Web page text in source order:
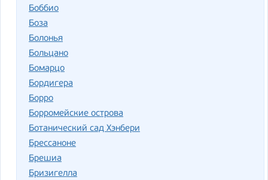
Боббио
Боза
Болонья
Больцано
Бомарцо
Бордигера
Борро
Борромейские острова
Ботанический сад Хэнбери
Брессаноне
Брешиа
Бризигелла